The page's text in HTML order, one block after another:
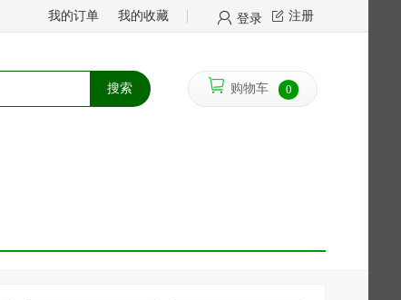
我的订单 我的收藏 登录 注册
搜索 购物车 0